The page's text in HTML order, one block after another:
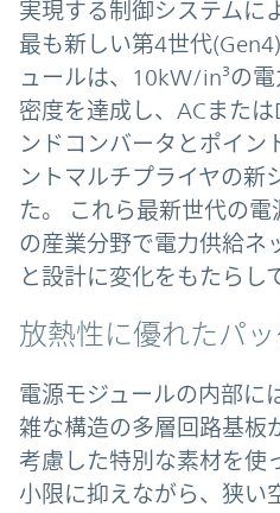
実現する制御システムに
最も新しい第4世代
ュールは、10kW/in³の
密度を達成し、ACまた
ンドコンバータとポイン
ントマルチプライヤの新
た。 これら最新世代の電
の産業分野で電力供給ネ
と設計に変化をもたらし
放熱性に優れたパ
電源モジュールの内部に
雑な構造の多層回路基板
考慮した特別な素材を使
小限に抑えながら、狭い